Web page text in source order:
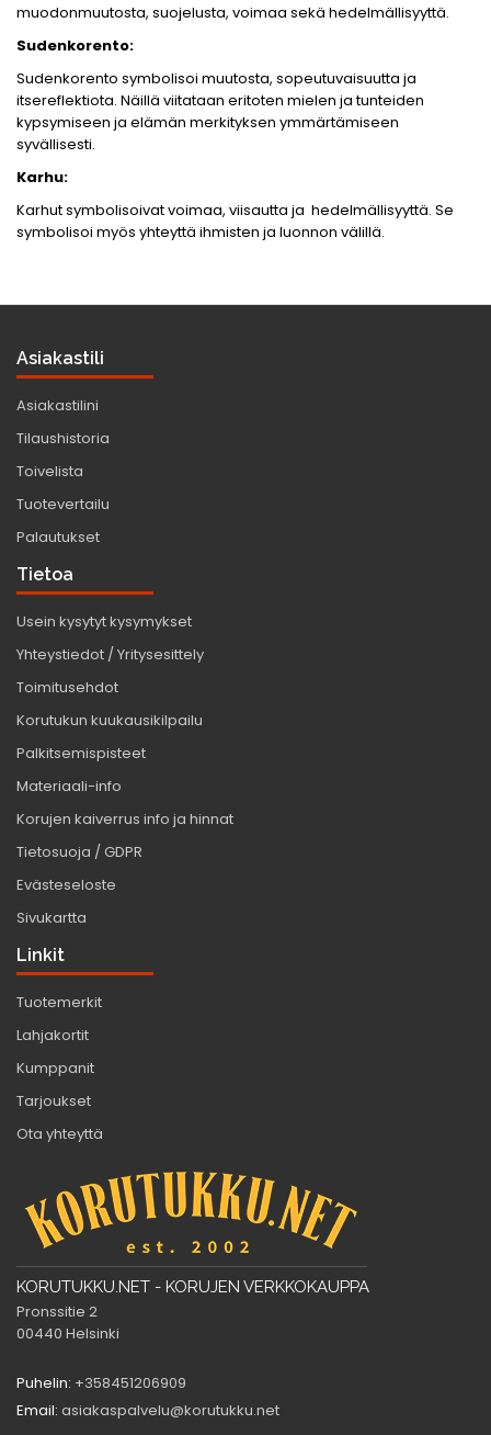
muodonmuutosta, suojelusta, voimaa sekä hedelmällisyyttä.
Sudenkorento:
Sudenkorento symbolisoi muutosta, sopeutuvaisuutta ja
itsereflektiota. Näillä viitataan eritoten mielen ja tunteiden
kypsymiseen ja elämän merkityksen ymmärtämiseen
syvällisesti.
Karhu:
Karhut symbolisoivat voimaa, viisautta ja hedelmällisyyttä. Se
symbolisoi myös yhteyttä ihmisten ja luonnon välillä.
Asiakastili
Asiakastilini
Tilaushistoria
Toivelista
Tuotevertailu
Palautukset
Tietoa
Usein kysytyt kysymykset
Yhteystiedot / Yritysesittely
Toimitusehdot
Korutukun kuukausikilpailu
Palkitsemispisteet
Materiaali-info
Korujen kaiverrus info ja hinnat
Tietosuoja / GDPR
Evästeseloste
Sivukartta
Linkit
Tuotemerkit
Lahjakortit
Kumppanit
Tarjoukset
Ota yhteyttä
KORUTUKKU.NET - KORUJEN VERKKOKAUPPA
Pronssitie 2
00440 Helsinki
Puhelin: +358451206909
Email: asiakaspalvelu@korutukku.net